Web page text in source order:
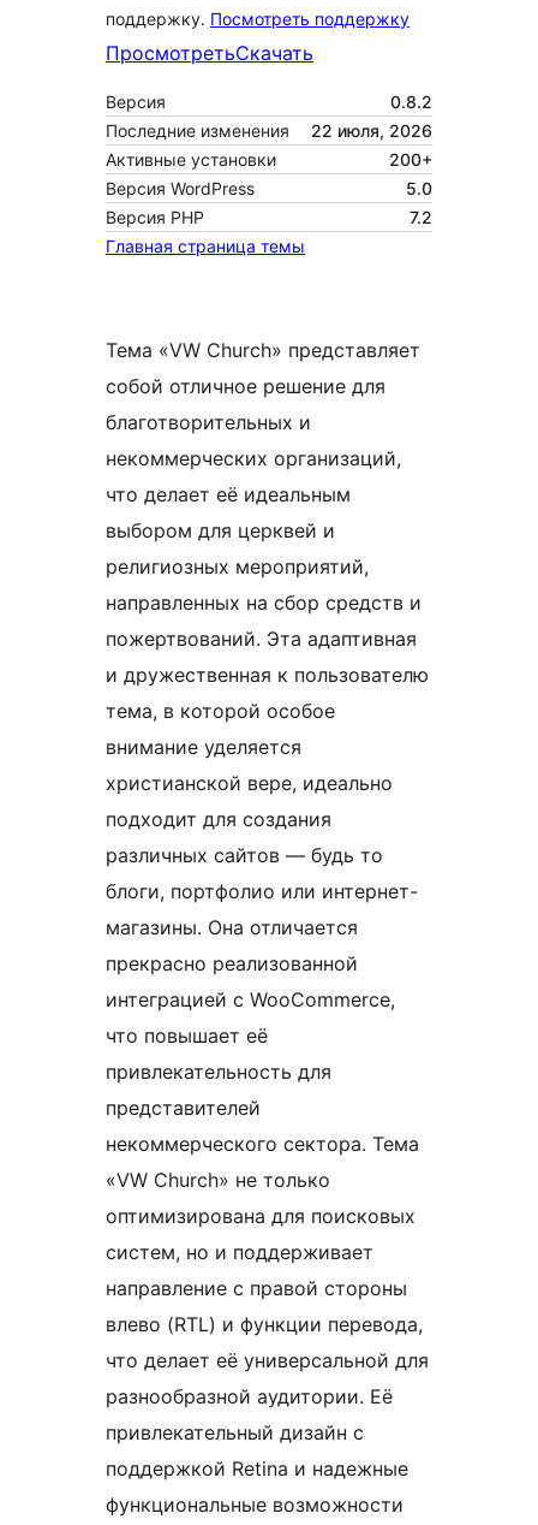
поддержку. Посмотреть поддержку
ПросмотретьСкачать
Версия
0.8.2
Последние изменения
22 июля, 2026
Активные установки
200+
Версия WordPress
5.0
Версия PHP
7.2
Главная страница темы
Тема «VW Church» представляет
собой отличное решение для
благотворительных и
некоммерческих организаций,
что делает её идеальным
выбором для церквей и
религиозных мероприятий,
направленных на сбор средств и
пожертвований. Эта адаптивная
и дружественная к пользователю
тема, в которой особое
внимание уделяется
христианской вере, идеально
подходит для создания
различных сайтов — будь то
блоги, портфолио или интернет-
магазины. Она отличается
прекрасно реализованной
интеграцией с WooCommerce,
что повышает её
привлекательность для
представителей
некоммерческого сектора. Тема
«VW Church» не только
оптимизирована для поисковых
систем, но и поддерживает
направление с правой стороны
влево (RTL) и функции перевода,
что делает её универсальной для
разнообразной аудитории. Её
привлекательный дизайн с
поддержкой Retina и надежные
функциональные возможности